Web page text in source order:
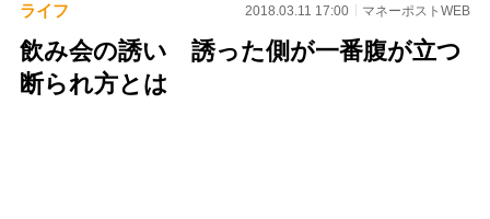
ライフ 2018.03.11 17:00 マネーポストWEB
飲み会の誘い 誘った側が一番腹が立つ
断られ方とは